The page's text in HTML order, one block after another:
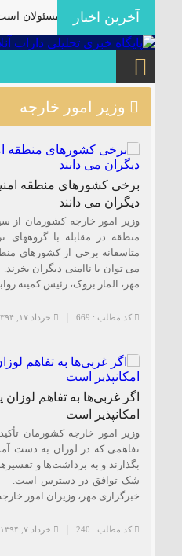
آخرین اخبار
نیازمند توجه ویژه مسئولان است
وزیر امور خارجه
برخی کشورهای منطقه
دیگران می دانند
وزیر امور خارجه کشورمان از
منطقه در مقابله با گروههای
متاسفانه برخی از کشورهای
می توان با ناامنی دیگران
مهر، المار بروک، رئیس کمیته
کد مطلب : 669 خرداد ۱۷, ۱۳۹۴ - 8:32 ب.ظ
اگر غربی‌ها به تفاهم لوزان
امکانپذیر است
وزیر امور خارجه کشورمان
تفاهمی که در لوزان به دست
بگذارند و به برداشت‌ها و
شک توافق در دسترس است. به
خبرگزاری مهر، وزیران امور
کد مطلب : 240 خرداد ۷, ۱۳۹۴ - 5:52 ب.ظ